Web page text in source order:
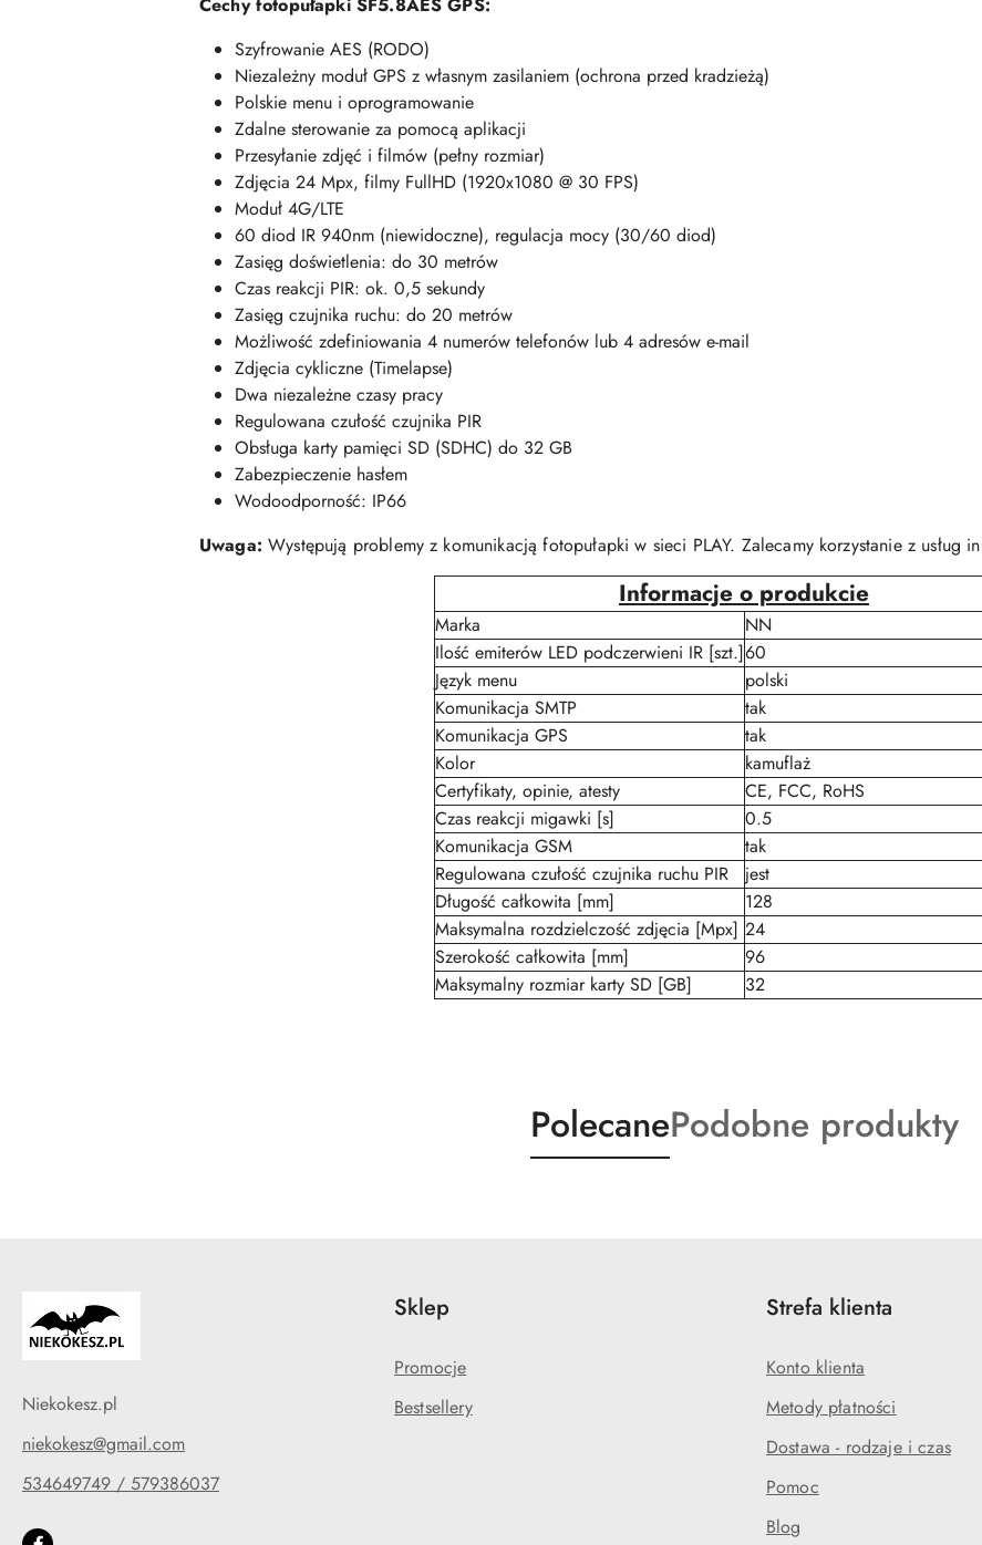
Szyfrowanie AES (RODO)
Niezależny moduł GPS z własnym zasilaniem (ochrona przed kradzieżą)
Polskie menu i oprogramowanie
Zdalne sterowanie za pomocą aplikacji
Przesyłanie zdjęć i filmów (pełny rozmiar)
Zdjęcia 24 Mpx, filmy FullHD (1920x1080 @ 30 FPS)
Moduł 4G/LTE
60 diod IR 940nm (niewidoczne), regulacja mocy (30/60 diod)
Zasięg doświetlenia: do 30 metrów
Czas reakcji PIR: ok. 0,5 sekundy
Zasięg czujnika ruchu: do 20 metrów
Możliwość zdefiniowania 4 numerów telefonów lub 4 adresów e-mail
Zdjęcia cykliczne (Timelapse)
Dwa niezależne czasy pracy
Regulowana czułość czujnika PIR
Obsługa karty pamięci SD (SDHC) do 32 GB
Zabezpieczenie hasłem
Wodoodporność: IP66
Uwaga: Występują problemy z komunikacją fotopułapki w sieci PLAY. Zalecamy korzystanie z usług
Informacje o produkcie
Marka
NN
Ilość emiterów LED podczerwieni IR [szt.]60
Język menu
polski
Komunikacja SMTP
tak
Komunikacja GPS
tak
Kolor
kamuflaż
Certyfikaty, opinie, atesty
CE, FCC, RoHS
Czas reakcji migawki [s]
0.5
Komunikacja GSM
tak
Regulowana czułość czujnika ruchu PIR
jest
Długość całkowita [mm]
128
Maksymalna rozdzielczość zdjęcia [Mpx] 24
Szerokość całkowita [mm]
96
Maksymalny rozmiar karty SD [GB]
32
Produkty
o
PolecaneProdukty
o
Podobne produkty
Niekokesz.pl
niekokesz@gmail.com
534649749 / 579386037
Sklep
Promocje
Bestsellery
Strefa klienta
Konto klienta
Metody płatności
Dostawa - rodzaje i czas
Pomoc
Blog